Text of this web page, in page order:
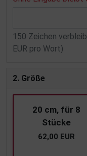
150 Zeichen
EUR pro Wort)
2. Größe
20 cm, für 8
Stücke
62,00 EUR